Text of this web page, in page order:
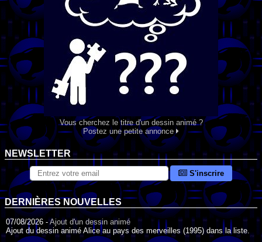
Vous cherchez le titre d'un dessin animé ?
Postez une petite annonce
NEWSLETTER
S'inscrire
DERNIÈRES NOUVELLES
07/08/2026 -Ajout d'un dessin animé
Ajout du dessin animé Alice au pays des merveilles (1995) dans la liste.